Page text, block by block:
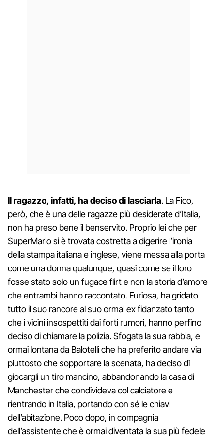
Il ragazzo, infatti, ha deciso di lasciarla. La Fico,
però, che è una delle ragazze più desiderate d’Italia,
non ha preso bene il benservito. Proprio lei che per
SuperMario si è trovata costretta a digerire l’ironia
della stampa italiana e inglese, viene messa alla porta
come una donna qualunque, quasi come se il loro
fosse stato solo un fugace flirt e non la storia d’amore
che entrambi hanno raccontato. Furiosa, ha gridato
tutto il suo rancore al suo ormai ex fidanzato tanto
che i vicini insospettiti dai forti rumori, hanno perfino
deciso di chiamare la polizia. Sfogata la sua rabbia, e
ormai lontana da Balotelli che ha preferito andare via
piuttosto che sopportare la scenata, ha deciso di
giocargli un tiro mancino, abbandonando la casa di
Manchester che condivideva col calciatore e
rientrando in Italia, portando con sé le chiavi
dell’abitazione. Poco dopo, in compagnia
dell’assistente che è ormai diventata la sua più fedele